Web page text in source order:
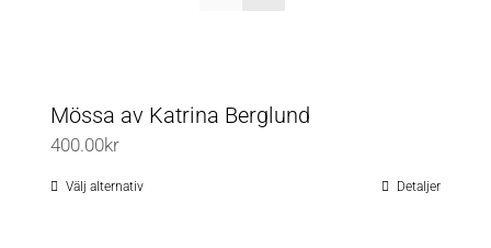
Mössa av Katrina Berglund
400.00kr
Välj alternativDen
Detaljer